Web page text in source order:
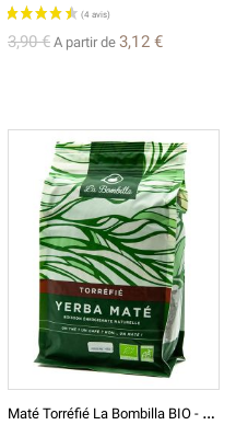
3,90 € A partir de 3,12 €
M
Até Torréfié La Bombilla BIO - 450g